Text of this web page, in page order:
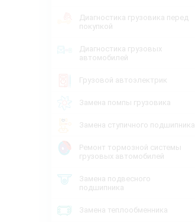
Диагностика грузовика перед
покупкой
Диагностика грузовых
автомобилей
Грузовой автоэлектрик
Замена помпы грузовика
Замена ступичного подшипника
Ремонт тормозной системы
грузовых автомобилей
Замена подвесного
подшипника
Замена теплообменника